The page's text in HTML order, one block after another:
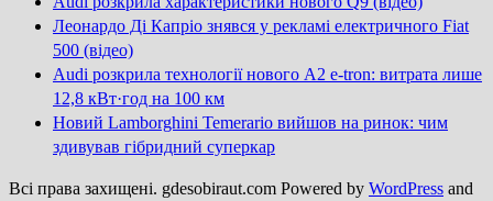
Леонардо Ді Капріо знявся у рекламі електричного Fiat
500 (відео)
Audi розкрила технології нового A2 e-tron: витрата лише
12,8 кВт·год на 100 км
Новий Lamborghini Temerario вийшов на ринок: чим
здивував гібридний суперкар
Всі права захищені. gdesobiraut.com Powered by WordPress and